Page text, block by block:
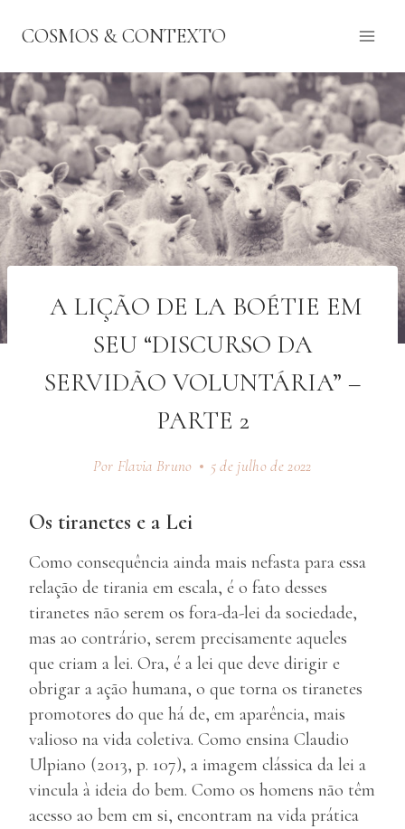
para
Conteúdo
COSMOS & CONTEXTO
A LIÇÃO DE LA BOÉTIE EM
SEU “DISCURSO DA
SERVIDÃO VOLUNTÁRIA” –
PARTE 2
Por Flavia Bruno 5 de julho de 2022
Os tiranetes e a Lei
Como consequência ainda mais nefasta para essa
relação de tirania em escala, é o fato desses
tiranetes não serem os fora-da-lei da sociedade,
mas ao contrário, serem precisamente aqueles
que criam a lei. Ora, é a lei que deve dirigir e
obrigar a ação humana, o que torna os tiranetes
promotores do que há de, em aparência, mais
valioso na vida coletiva. Como ensina Claudio
Ulpiano (2013, p. 107), a imagem clássica da lei a
vincula à ideia do bem. Como os homens não têm
acesso ao bem em si, encontram na vida prática